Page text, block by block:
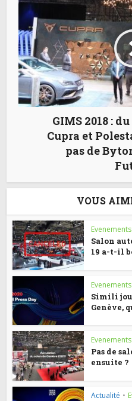
GIMS 2018 :
Cupra et
pas de
VOUS
Salon
19 a-t-il
Simili
Genève,
Pas de
ensuite ?
Actualité •